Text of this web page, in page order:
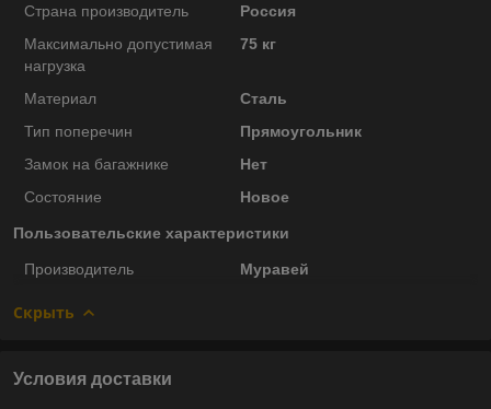
Страна производитель
Россия
Максимально допустимая
нагрузка
75 кг
Материал
Сталь
Тип поперечин
Прямоугольник
Замок на багажнике
Нет
Состояние
Новое
Пользовательские характеристики
Производитель Муравей
Скрыть
Условия доставки